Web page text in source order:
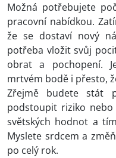
Možná potřebujete
pracovní nabídkou.
že se dostaví nový
potřeba vložit svůj
obrat a pochopení.
mrtvém bodě i přesto,
Zřejmě budete stát
podstoupit riziko
světských hodnot a
Myslete srdcem a
po celý rok.